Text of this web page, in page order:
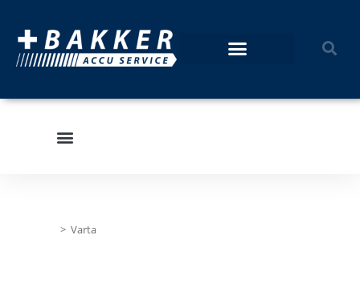
> Varta